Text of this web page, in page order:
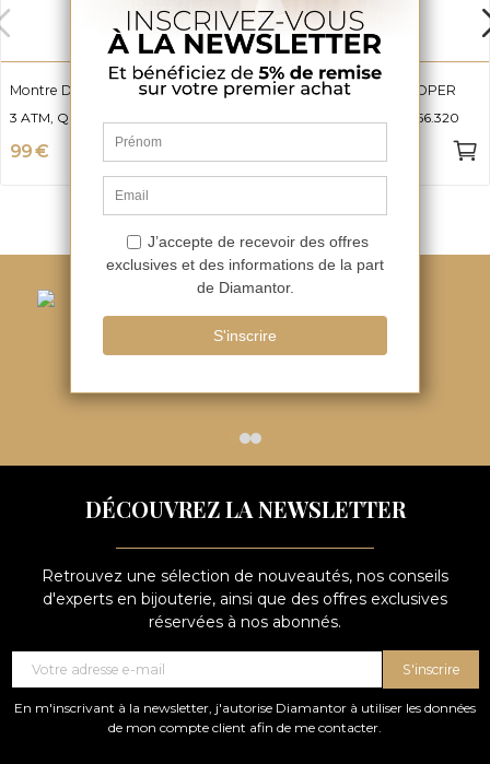
Montre Dennis LEE COOPER
3 ATM, Quartz et LC08171.570
99 €
Montre Amber LEE COOPER
3 ATM, Quartz et LC08156.320
Consultez
Retours sous
DÉCOUVREZ LA NEWSLETTER
Retrouvez une sélection de nouveautés, nos conseils
d'experts en bijouterie, ainsi que des offres exclusives
réservées à nos abonnés.
S'inscrire
En m'inscrivant à la newsletter, j'autorise Diamantor à utiliser les données
de mon compte client afin de me contacter.